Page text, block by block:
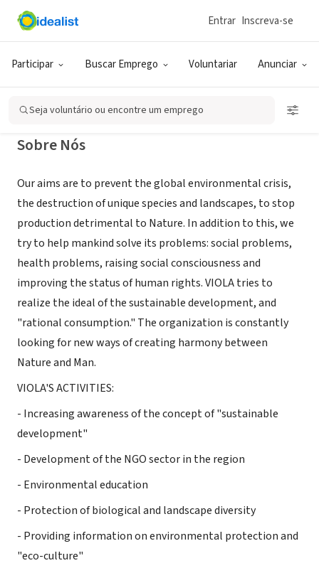
Participar Buscar Emprego Voluntariar Anunciar
Entrar Inscreva-se
Seja voluntário ou encontre um emprego
ONG (SETOR SOCIAL)
NGO VIOLA
Sobre Nós
Our aims are to prevent the global environmental crisis,
the destruction of unique species and landscapes, to stop
production detrimental to Nature. In addition to this, we
try to help mankind solve its problems: social problems,
health problems, raising social consciousness and
improving the status of human rights. VIOLA tries to
realize the ideal of the sustainable development, and
"rational consumption." The organization is constantly
looking for new ways of creating harmony between
Nature and Man.
VIOLA'S ACTIVITIES:
- Increasing awareness of the concept of "sustainable
development"
- Development of the NGO sector in the region
- Environmental education
- Protection of biological and landscape diversity
- Providing information on environmental protection and
"eco-culture"